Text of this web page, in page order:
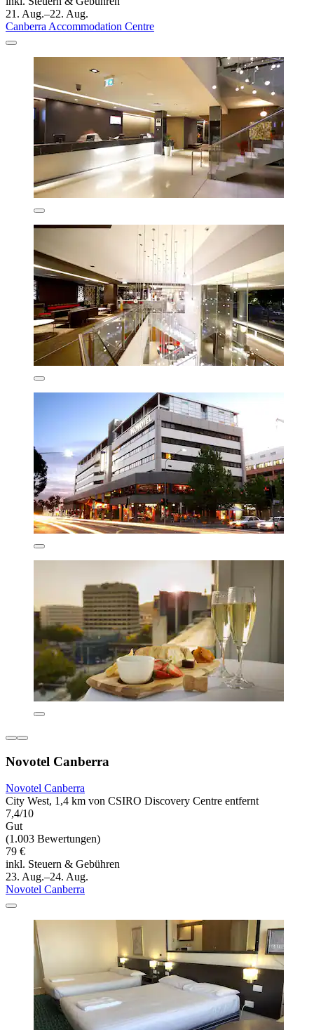
21. Aug.–22. Aug.
Canberra Accommodation Centre
Novotel Canberra
Novotel Canberra
City West, 1,4 km von CSIRO Discovery Centre entfernt
7,4/10
Gut
(1.003 Bewertungen)
79 €
inkl. Steuern & Gebühren
23. Aug.–24. Aug.
Novotel Canberra